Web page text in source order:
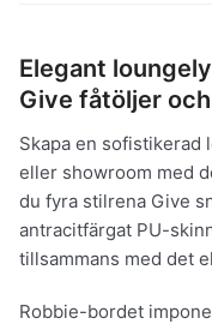
Elegant
Give fåtöljer
Skapa en
eller showroom med
du fyra stilrena Give
antracitfärgat PU-
tillsammans med det
Robbie-bordet